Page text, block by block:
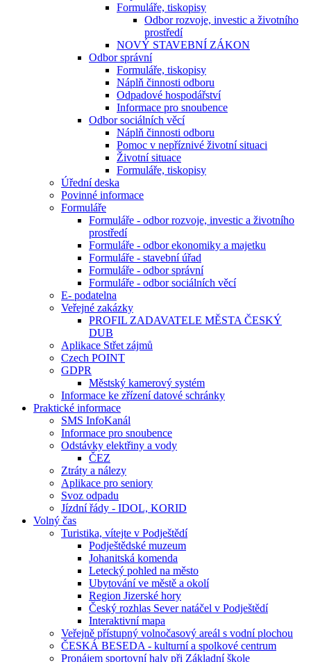
Formuláře, tiskopisy
Odbor rozvoje, investic a životního
prostředí
NOVÝ STAVEBNÍ ZÁKON
Odbor správní
Formuláře, tiskopisy
Náplň činnosti odboru
Odpadové hospodářství
Informace pro snoubence
Odbor sociálních věcí
Náplň činnosti odboru
Pomoc v nepříznivé životní situaci
Životní situace
Formuláře, tiskopisy
Úřední deska
Povinné informace
Formuláře
Formuláře - odbor rozvoje, investic a životního
prostředí
Formuláře - odbor ekonomiky a majetku
Formuláře - stavební úřad
Formuláře - odbor správní
Formuláře - odbor sociálních věcí
E- podatelna
Veřejné zakázky
PROFIL ZADAVATELE MĚSTA ČESKÝ
DUB
Aplikace Střet zájmů
Czech POINT
GDPR
Městský kamerový systém
Informace ke zřízení datové schránky
Praktické informace
SMS InfoKanál
Informace pro snoubence
Odstávky elektřiny a vody
ČEZ
Ztráty a nálezy
Aplikace pro seniory
Svoz odpadu
Jízdní řády - IDOL, KORID
Volný čas
Turistika, vítejte v Podještědí
Podještědské muzeum
Johanitská komenda
Letecký pohled na město
Ubytování ve městě a okolí
Region Jizerské hory
Český rozhlas Sever natáčel v Podještědí
Interaktivní mapa
Veřejně přístupný volnočasový areál s vodní plochou
ČESKÁ BESEDA - kulturní a spolkové centrum
Pronájem sportovní haly při Základní škole